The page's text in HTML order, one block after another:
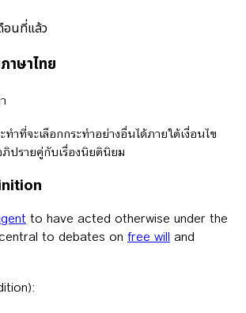
อนที่แล้ว
าษาไทย
ทำที่จะเลือกกระทำอย่างอื่นได้ภายใต้เงื่อนไข
ปรายคู่กับเรื่องนิยตินิยม
to have acted otherwise under the
to debates on free will and